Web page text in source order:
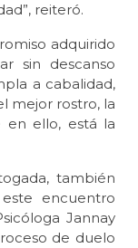
reiteró.
adquirido
sin descanso
a cabalidad,
mejor rostro, la
en ello, está la
también
encuentro
Jannay
de duelo